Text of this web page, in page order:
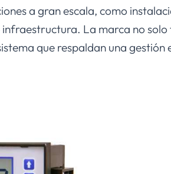
a gran escala, como
La marca no
que respaldan una gestión